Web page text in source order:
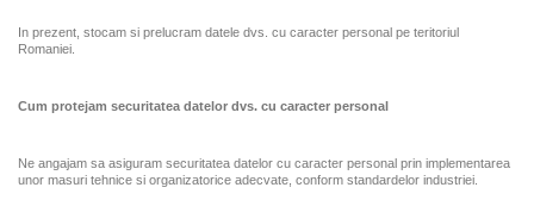
In prezent, stocam si prelucram datele dvs. cu caracter personal pe teritoriul
Romaniei.
Cum protejam securitatea datelor dvs. cu caracter personal
Ne angajam sa asiguram securitatea datelor cu caracter personal prin implementarea
unor masuri tehnice si organizatorice adecvate, conform standardelor industriei.